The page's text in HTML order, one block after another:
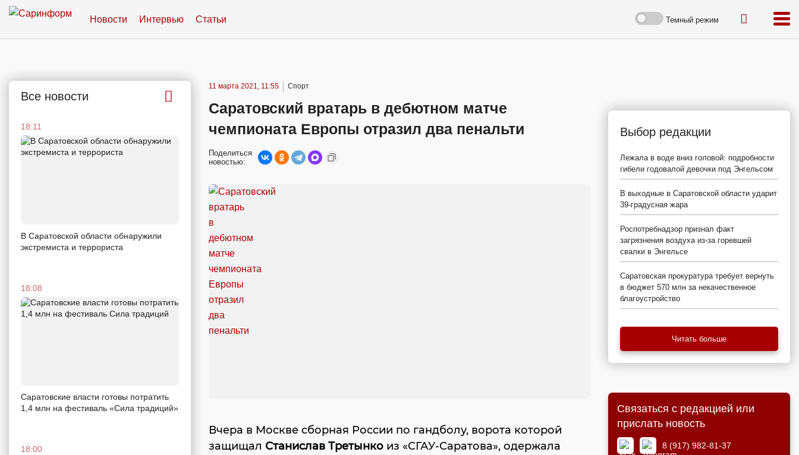
Новости Интервью Статьи Темный режим
Все новости
18:11
В Саратовской области обнаружили
экстремиста и террориста
18:08
Саратовские власти готовы потратить
1,4 млн на фестиваль «Сила традиций»
18:00
11 марта 2021, 11:55 Спорт
Саратовский вратарь в дебютном матче
чемпионата Европы отразил два пенальти
Поделиться
новостью:
Вчера в Москве сборная России по гандболу, ворота которой
защищал Станислав Третынко из «СГАУ-Саратова», одержала
Выбор редакции
Лежала в воде вниз головой: подробности
гибели годовалой девочки под Энгельсом
В выходные в Саратовской области ударит
39-градусная жара
Роспотребнадзор признал факт
загрязнения воздуха из-за горевшей
свалки в Энгельсе
Саратовская прокуратура требует вернуть
в бюджет 570 млн за некачественное
благоустройство
Читать больше
Связаться с редакцией или
прислать новость
8 (917) 982-81-37